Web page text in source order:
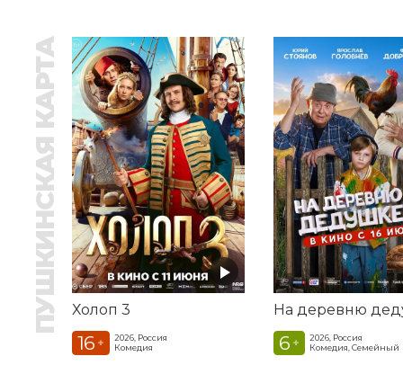
ПУШКИНСКАЯ КАРТА Холоп 3
16 +
2026, Россия
Комедия
6 +
2026, Россия
Комедия, Семейный